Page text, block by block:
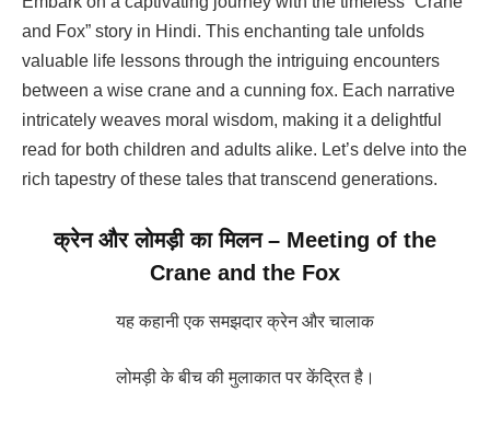
and Fox” story in Hindi. This enchanting tale unfolds
valuable life lessons through the intriguing encounters
between a wise crane and a cunning fox. Each narrative
intricately weaves moral wisdom, making it a delightful
read for both children and adults alike. Let’s delve into the
rich tapestry of these tales that transcend generations.
क्रेन और लोमड़ी का मिलन – Meeting of the
Crane and the Fox
यह कहानी एक समझदार क्रेन और चालाक
लोमड़ी के बीच की मुलाकात पर केंद्रित है।